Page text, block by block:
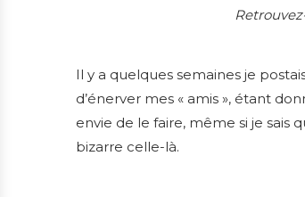
Il y a quelques semaines je
d’énerver mes « amis », étant
envie de le faire, même si je sais
bizarre celle-là.